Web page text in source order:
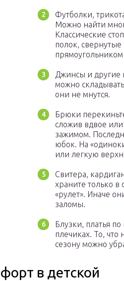
Футболки,
Можно найти
Классические
полок,
Джинсы и другие
можно
они не мнутся.
Брюки
сложив вдвое или
зажимом.
юбок. На
или легкую
Свитера,
храните только
«рулет». Иначе
заломы.
Блузки, платья
плечиках. То,
сезону можно
в детской